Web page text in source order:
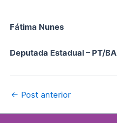
Fátima Nunes
Deputada Estadual – PT/BA
← Post anterior